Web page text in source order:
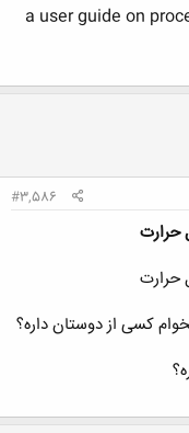
a user guide on
#3,586
حرارت
حرارت